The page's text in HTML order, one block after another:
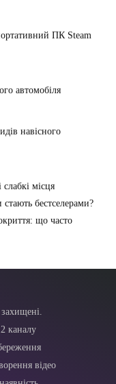
ПК Steam
автомобіля
навісного
місця
бестселерами?
що часто
каналу
відео